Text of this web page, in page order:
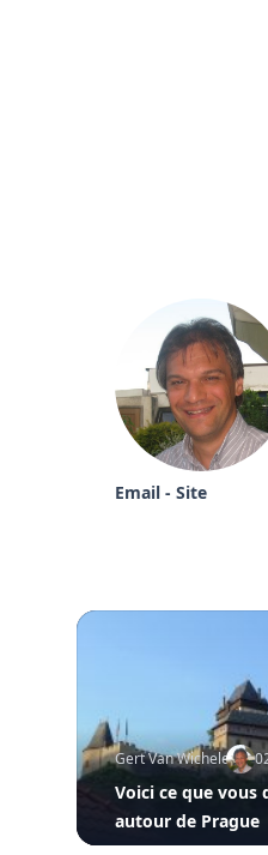
Email - Site
Gert Van Wichelen
Voici ce que vous
autour de Prague